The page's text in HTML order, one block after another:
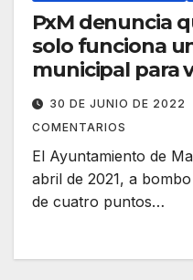
PxM denuncia
solo funciona
municipal para
30 DE JUNIO DE 2022
COMENTARIOS
El Ayuntamiento de
abril de 2021, a
de cuatro puntos…